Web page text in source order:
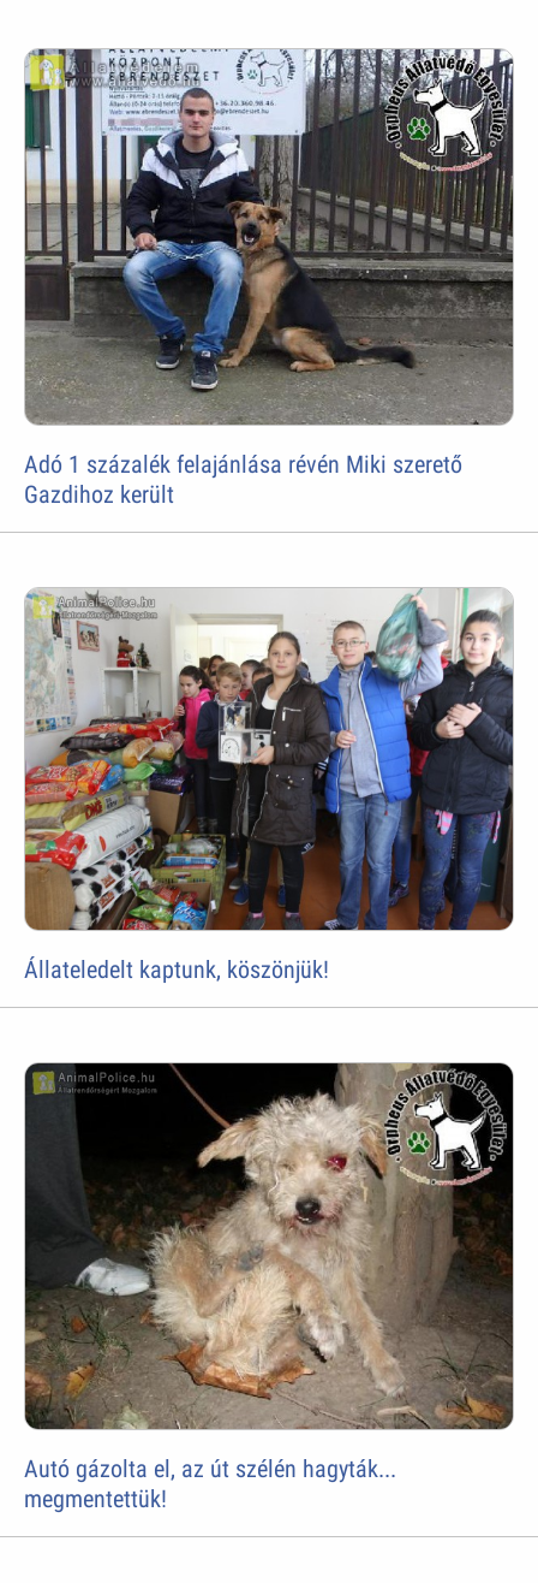
Adó 1 százalék felajánlása révén Miki szerető
Gazdihoz került
Állateledelt kaptunk, köszönjük!
Autó gázolta el, az út szélén hagyták...
megmentettük!